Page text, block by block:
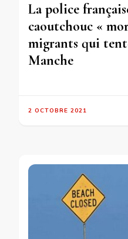
La police
caoutchouc «
migrants qui
Manche
2 OCTOBRE 2021